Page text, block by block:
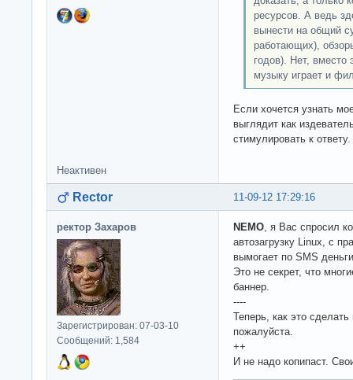
ресурсов. А ведь
вынести на общий
работающих),
годов). Нет, вместо
музыку играет и
Если хочется узнать
выглядит как
стимулировать к ответу.
Неактивен
11-09-12 17:29:16
Rector
ректор Захаров
Зарегистрирован: 07-03-10
Сообщений: 1,584
NEMO, я Вас спросил
автозагрузку Linux, с
вымогает по SMS
Это не секрет, что
баннер.
----
Теперь, как это
пожалуйста.
++
И не надо копипаст.